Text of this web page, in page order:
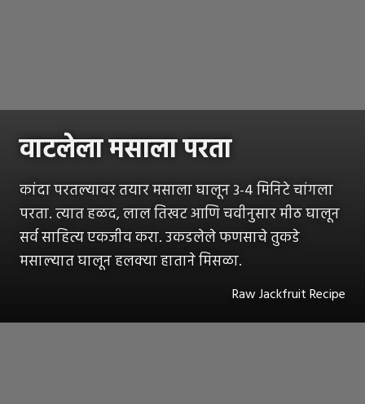
वाटलेला मसाला परता
कांदा परतल्यावर तयार मसाला घालून 3-4 मिनिटे चांगला
परता. त्यात हळद, लाल तिखट आणि चवीनुसार मीठ घालून
सर्व साहित्य एकजीव करा. उकडलेले फणसाचे तुकडे
मसाल्यात घालून हलक्या हाताने मिसळा.
Raw Jackfruit Recipe